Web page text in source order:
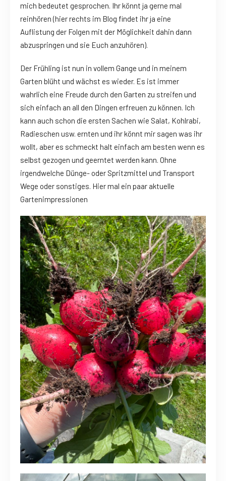
mich bedeutet gesprochen. Ihr könnt ja gerne mal
reinhören (hier rechts im Blog findet ihr ja eine
Auflistung der Folgen mit der Möglichkeit dahin dann
abzuspringen und sie Euch anzuhören).
Der Frühling ist nun in vollem Gange und in meinem
Garten blüht und wächst es wieder. Es ist immer
wahrlich eine Freude durch den Garten zu streifen und
sich einfach an all den Dingen erfreuen zu können. Ich
kann auch schon die ersten Sachen wie Salat, Kohlrabi,
Radieschen usw. ernten und ihr könnt mir sagen was ihr
wollt, aber es schmeckt halt einfach am besten wenn es
selbst gezogen und geerntet werden kann. Ohne
irgendwelche Dünge- oder Spritzmittel und Transport
Wege oder sonstiges. Hier mal ein paar aktuelle
Gartenimpressionen